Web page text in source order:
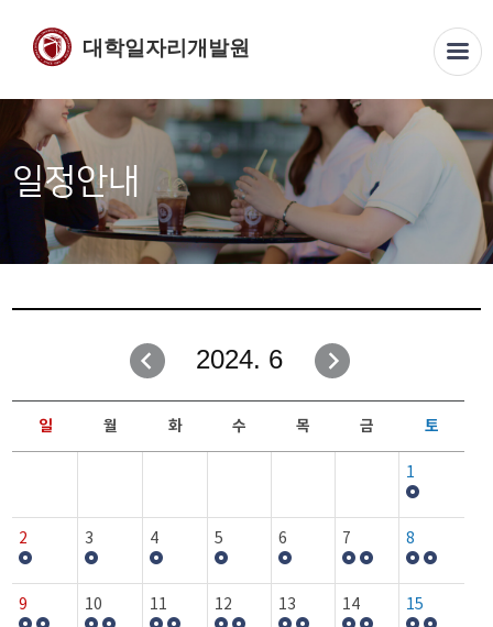
대학일자리개발원
일정안내
2024. 6
일 월 화 수 목 금 토
1
2 3 4 5 6 7 8
9 10 11 12 13 14 15